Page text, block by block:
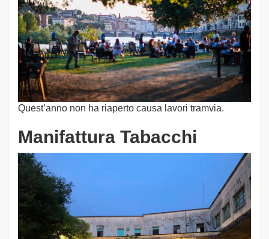
Quest’anno non ha riaperto causa lavori tramvia.
Manifattura Tabacchi